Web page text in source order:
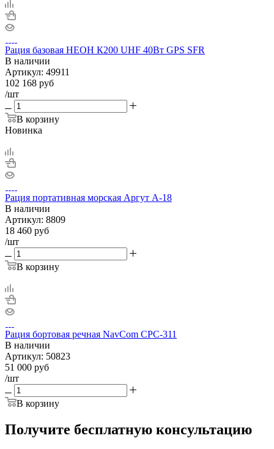
Рация базовая НЕОН К200 UHF 40Вт GPS SFR
В наличии
Артикул: 49911
102 168 руб
/шт
В корзину
Новинка
Рация портативная морская Аргут А-18
В наличии
Артикул: 8809
18 460 руб
/шт
В корзину
Рация бортовая речная NavCom CPC-311
В наличии
Артикул: 50823
51 000 руб
/шт
В корзину
Получите бесплатную консультацию